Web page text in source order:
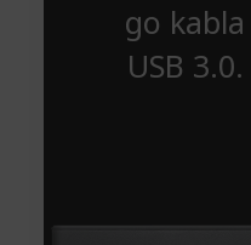
go kabla
USB 3.0.